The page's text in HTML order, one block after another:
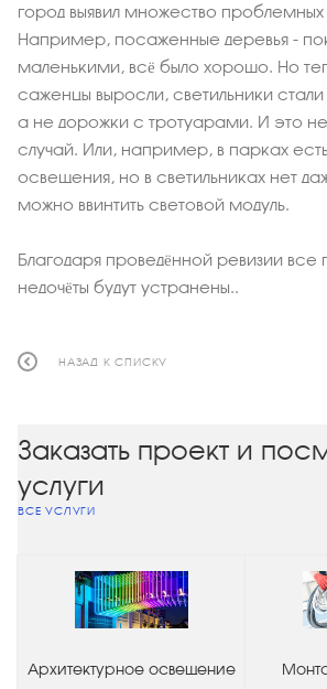
город выявил множество
Например, посаженные деревья -
маленькими, всё было хорошо. Но
саженцы выросли, светильники стали
а не дорожки с тротуарами. И это
случай. Или, например, в парках
освещения, но в светильниках нет
можно ввинтить световой модуль.
Благодаря проведённой ревизии все
недочёты будут устранены..
НАЗАД К СПИСКУ
Заказать проект и
услуги
ВСЕ УСЛУГИ
Архитектурное освещение